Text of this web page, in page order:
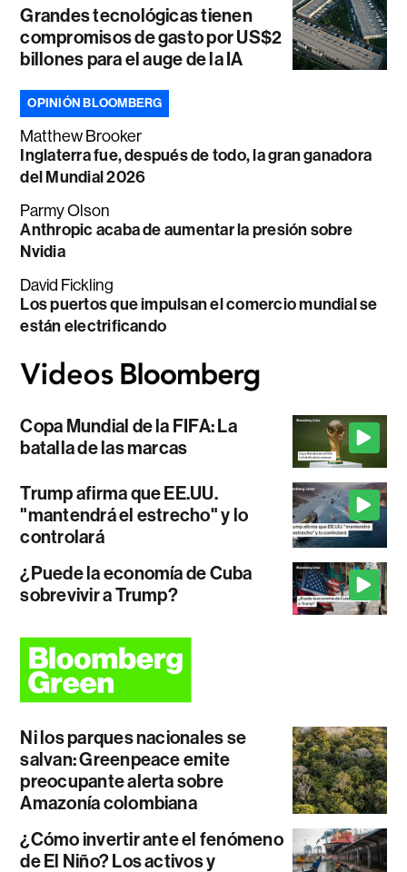
Grandes tecnológicas tienen
compromisos de gasto por US$2
billones para el auge de la IA
OPINIÓN BLOOMBERG
Matthew Brooker
Inglaterra fue, después de todo, la gran ganadora
del Mundial 2026
Parmy Olson
Anthropic acaba de aumentar la presión sobre
Nvidia
David Fickling
Los puertos que impulsan el comercio mundial se
están electrificando
Copa Mundial de la FIFA: La
batalla de las marcas
Trump afirma que EE.UU.
"mantendrá el estrecho" y lo
controlará
¿Puede la economía de Cuba
sobrevivir a Trump?
Ni los parques nacionales se
salvan: Greenpeace emite
preocupante alerta sobre
Amazonía colombiana
¿Cómo invertir ante el fenómeno
de El Niño? Los activos y